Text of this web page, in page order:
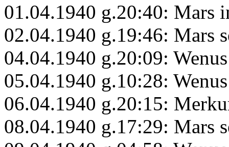
01.04.1940 g.20:40: Mars
02.04.1940 g.19:46: Mars
04.04.1940 g.20:09:
05.04.1940 g.10:28:
06.04.1940 g.20:15:
08.04.1940 g.17:29: Mars